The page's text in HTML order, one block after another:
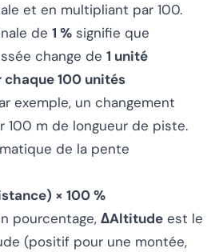
et en multipliant par 100.
de 1 % signifie que
change de 1 unité
100 unités
exemple, un changement
100 m de longueur de piste.
de la pente
× 100 %
pourcentage, ΔAltitude est le
(positif pour une montée,